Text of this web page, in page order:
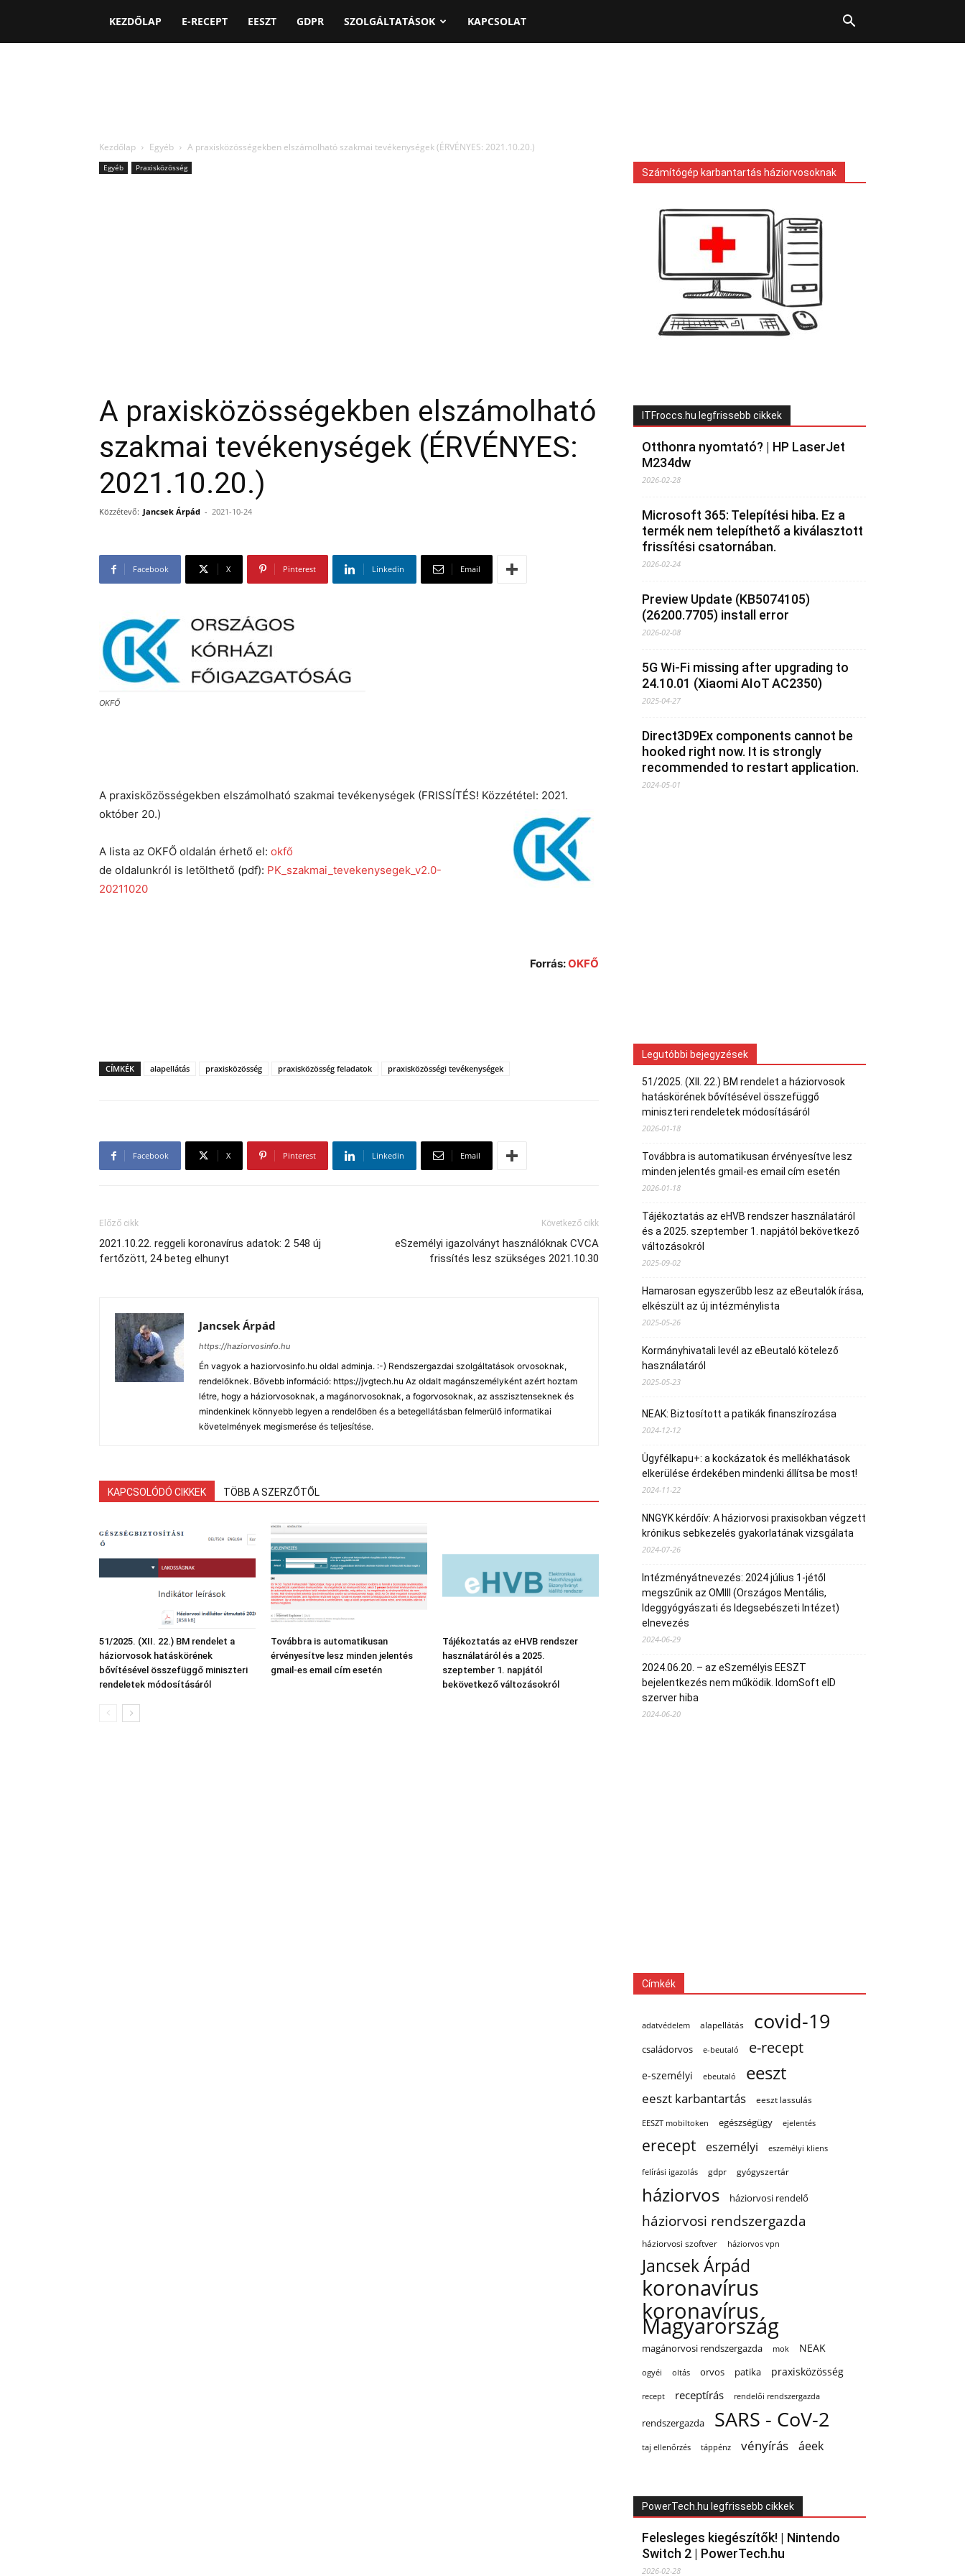
KEZDŐLAP E-RECEPT EESZT GDPR SZOLGÁLTATÁSOK KAPCSOLAT
Kezdőlap Egyéb A praxisközösségekben elszámolható szakmai tevékenységek (ÉRVÉNYES: 2021.10.20.)
Egyéb Praxisközösség
A praxisközösségekben elszámolható
szakmai tevékenységek (ÉRVÉNYES:
2021.10.20.)
Közzétevő: Jancsek Árpád - 2021-10-24
Facebook X Pinterest Linkedin Email
OKFŐ
A praxisközösségekben elszámolható szakmai tevékenységek (FRISSÍTÉS! Közzététel: 2021.
október 20.)
A lista az OKFŐ oldalán érhető el: okfő
de oldalunkról is letölthető (pdf): PK_szakmai_tevekenysegek_v2.0-
20211020
Forrás:OKFŐ
CÍMKÉK alapellátás praxisközösség praxisközösség feladatok praxisközösségi tevékenységek
Facebook X Pinterest Linkedin Email
Előző cikk
2021.10.22. reggeli koronavírus adatok: 2 548 új
fertőzött, 24 beteg elhunyt
Következő cikk
eSzemélyi igazolványt használóknak CVCA
frissítés lesz szükséges 2021.10.30
Jancsek Árpád
https://haziorvosinfo.hu
Én vagyok a haziorvosinfo.hu oldal adminja. :-) Rendszergazdai szolgáltatások orvosoknak,
rendelőknek. Bővebb információ: https://jvgtech.hu Az oldalt magánszemélyként azért hoztam
létre, hogy a háziorvosoknak, a magánorvosoknak, a fogorvosoknak, az asszisztenseknek és
mindenkinek könnyebb legyen a rendelőben és a betegellátásban felmerülő informatikai
követelmények megismerése és teljesítése.
KAPCSOLÓDÓ CIKKEK TÖBB A SZERZŐTŐL
51/2025. (XII. 22.) BM rendelet a
háziorvosok hatáskörének
bővítésével összefüggő miniszteri
rendeletek módosításáról
Továbbra is automatikusan
érvényesítve lesz minden jelentés
gmail-es email cím esetén
Tájékoztatás az eHVB rendszer
használatáról és a 2025.
szeptember 1. napjától
bekövetkező változásokról
Számítógép karbantartás háziorvosoknak
ITFroccs.hu legfrissebb cikkek
Otthonra nyomtató? | HP LaserJet
M234dw
2026-02-28
Microsoft 365: Telepítési hiba. Ez a
termék nem telepíthető a kiválasztott
frissítési csatornában.
2026-02-24
Preview Update (KB5074105)
(26200.7705) install error
2026-02-08
5G Wi-Fi missing after upgrading to
24.10.01 (Xiaomi AIoT AC2350)
2025-04-27
Direct3D9Ex components cannot be
hooked right now. It is strongly
recommended to restart application.
2024-05-01
Legutóbbi bejegyzések
51/2025. (XII. 22.) BM rendelet a háziorvosok
hatáskörének bővítésével összefüggő
miniszteri rendeletek módosításáról
2026-01-18
Továbbra is automatikusan érvényesítve lesz
minden jelentés gmail-es email cím esetén
2026-01-18
Tájékoztatás az eHVB rendszer használatáról
és a 2025. szeptember 1. napjától bekövetkező
változásokról
2025-09-02
Hamarosan egyszerűbb lesz az eBeutalók írása,
elkészült az új intézménylista
2025-05-26
Kormányhivatali levél az eBeutaló kötelező
használatáról
2025-05-23
NEAK: Biztosított a patikák finanszírozása
2024-12-12
Ügyfélkapu+: a kockázatok és mellékhatások
elkerülése érdekében mindenki állítsa be most!
2024-11-22
NNGYK kérdőív: A háziorvosi praxisokban végzett
krónikus sebkezelés gyakorlatának vizsgálata
2024-07-26
Intézményátnevezés: 2024 július 1-jétől
megszűnik az OMIII (Országos Mentális,
Ideggyógyászati és Idegsebészeti Intézet)
elnevezés
2024-06-29
2024.06.20. – az eSzemélyis EESZT
bejelentkezés nem működik. IdomSoft eID
szerver hiba
2024-06-20
Címkék
adatvédelem alapellátás covid-19
családorvos e-beutaló e-recept
e-személyi ebeutaló eeszt
eeszt karbantartás eeszt lassulás
EESZT mobiltoken egészségügy ejelentés
erecept eszemélyi eszemélyi kliens
felírási igazolás gdpr gyógyszertár
háziorvos háziorvosi rendelő
háziorvosi rendszergazda
háziorvosi szoftver háziorvos vpn
Jancsek Árpád
koronavírus
koronavírus
Magyarország
magánorvosi rendszergazda mok NEAK
ogyéi oltás orvos patika praxisközösség
recept receptírás rendelői rendszergazda
rendszergazda SARS - CoV-2
taj ellenőrzés táppénz vényírás áeek
PowerTech.hu legfrissebb cikkek
Felesleges kiegészítők! | Nintendo
Switch 2 | PowerTech.hu
2026-02-28